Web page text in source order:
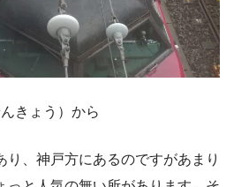
きょう）から
り、神戸方にあるのですがあまり